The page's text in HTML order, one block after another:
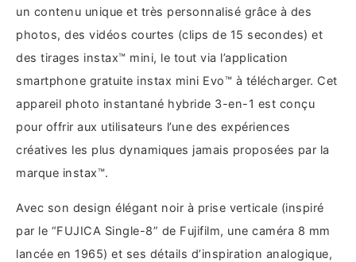
un contenu unique et très personnalisé grâce à des
photos, des vidéos courtes (clips de 15 secondes) et
des tirages instax™ mini, le tout via l’application
smartphone gratuite instax mini Evo™ à télécharger. Cet
appareil photo instantané hybride 3-en-1 est conçu
pour offrir aux utilisateurs l’une des expériences
créatives les plus dynamiques jamais proposées par la
marque instax™.
Avec son design élégant noir à prise verticale (inspiré
par le “FUJICA Single-8” de Fujifilm, une caméra 8 mm
lancée en 1965) et ses détails d’inspiration analogique,